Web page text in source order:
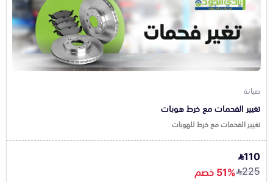
صيانة
تغيير الفحمات مع خرط هوبات
تغيير الفحمات مع خرط للهوبات
110
225 51% خصم